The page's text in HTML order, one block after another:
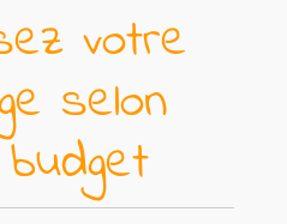
votre
selon